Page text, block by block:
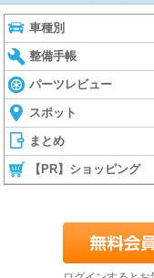
車種別
整備手帳
パーツレビュー
スポット
まとめ
【PR】ショッピング